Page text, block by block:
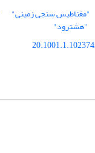
"مغناطیس سنجی زمینی"
"هشترود"